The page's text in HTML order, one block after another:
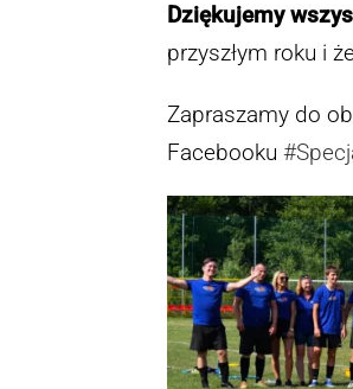
Dziękujemy
przyszłym roku i
Zapraszamy do
Facebooku